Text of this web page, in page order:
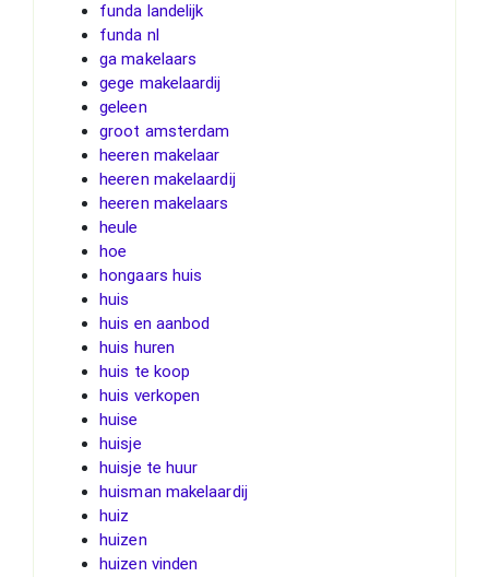
funda landelijk
funda nl
ga makelaars
gege makelaardij
geleen
groot amsterdam
heeren makelaar
heeren makelaardij
heeren makelaars
heule
hoe
hongaars huis
huis
huis en aanbod
huis huren
huis te koop
huis verkopen
huise
huisje
huisje te huur
huisman makelaardij
huiz
huizen
huizen vinden